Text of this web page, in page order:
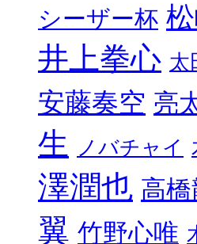
シーザー杯
井上拳心 太
安藤奏空 亮
生 ノバチャイ
澤潤也 高
翼 竹野心唯